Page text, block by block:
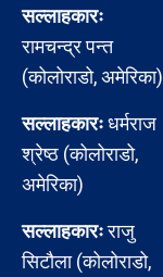
सल्लाहकारः
रामचन्द्र पन्त
(कोलोराडो, अमेरिका)
सल्लाहकारःधर्मराज
श्रेष्ठ (कोलोराडो,
अमेरिका)
सल्लाहकारःराजु
सिटौला (कोलोराडो,